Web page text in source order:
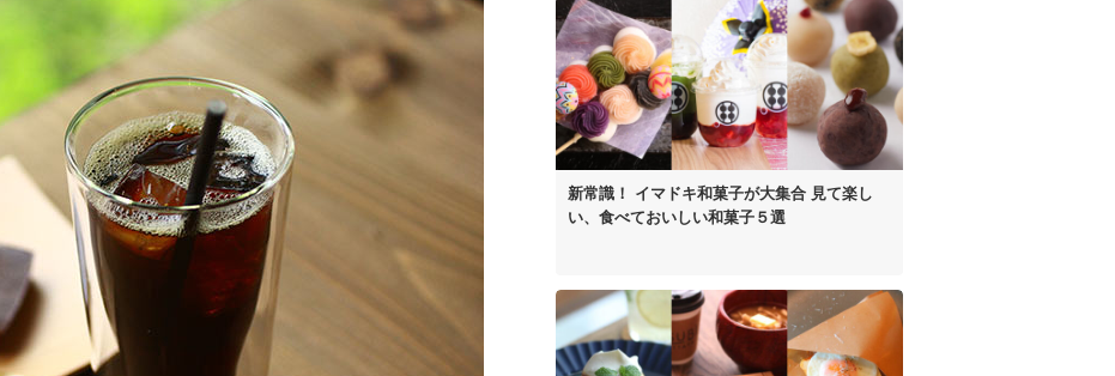
新常識！ イマドキ和菓子が大集合 見て楽し
い、食べておいしい和菓子５選